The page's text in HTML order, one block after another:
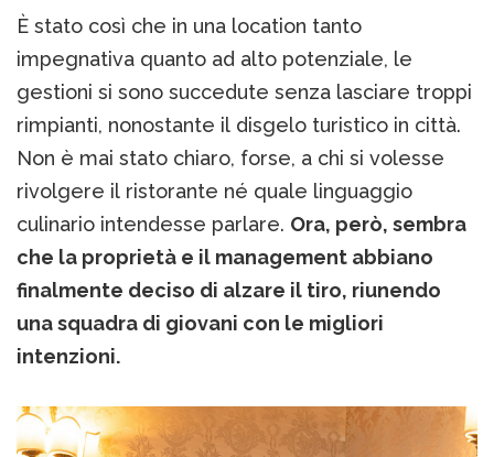
È stato così che in una location tanto
impegnativa quanto ad alto potenziale, le
gestioni si sono succedute senza lasciare troppi
rimpianti, nonostante il disgelo turistico in città.
Non è mai stato chiaro, forse, a chi si volesse
rivolgere il ristorante né quale linguaggio
culinario intendesse parlare. Ora, però, sembra
che la proprietà e il management abbiano
finalmente deciso di alzare il tiro, riunendo
una squadra di giovani con le migliori
intenzioni.